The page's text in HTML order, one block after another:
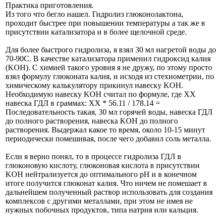
Практика приготовления.
Из того что бегло нашел. Гидролиз глюконолактона,
проходит быстрее при повышении температуры а так же в
присутствии катализатора и в более щелочной среде.
Для более быстрого гидролиза, я взял 30 мл нагретой воды до
70-90С. В качестве катализатора применил гидроксид калия
(KOH). С химией такого уровня я не дружу, по этому просто
взял формулу глюконата калия, и исходя из стехиометрии, по
химическому калькулятору прикинул навеску KOH.
Необходимую навеску KOH считал по формуле, где ХХ
навеска ГДЛ в граммах: ХХ * 56.11 / 178.14 =
Последовательность такая, 30 мл горячей воды, навеска ГДЛ
до полного растворения, навеска KOH до полного
растворения. Выдержал какое то время, около 10-15 минут
периодически помешивая, после чего добавил соль металла.
Если я верно понял, то в процессе гидролиза ГДЛ в
глюконовую кислоту, глюконовая кислота в присутствии
KOH нейтрализуется до оптимального pH и в конечном
итоге получится глюконат калия. Что ничем не помешает в
дальнейшем полученный раствор использовать для создания
комплексов с другими металлами, при этом не имея не
нужных побочных продуктов, типа натрия или кальция.